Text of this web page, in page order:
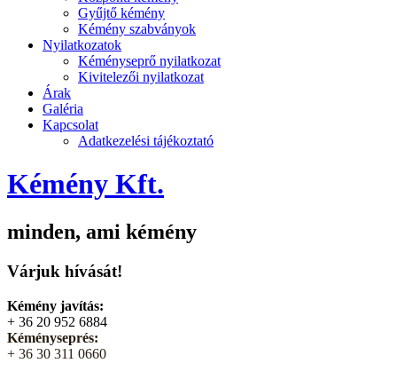
Gyűjtő kémény
Kémény szabványok
Nyilatkozatok
Kéményseprő nyilatkozat
Kivitelezői nyilatkozat
Árak
Galéria
Kapcsolat
Adatkezelési tájékoztató
Kémény Kft.
minden, ami kémény
Várjuk hívását!
Kémény javítás:
+ 36 20 952 6884
Kéményseprés:
+ 36 30 311 0660